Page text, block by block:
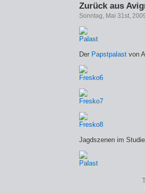
Zurück aus
Sonntag, Mai 31st,
Der Papstpalast von
Jagdszenen im